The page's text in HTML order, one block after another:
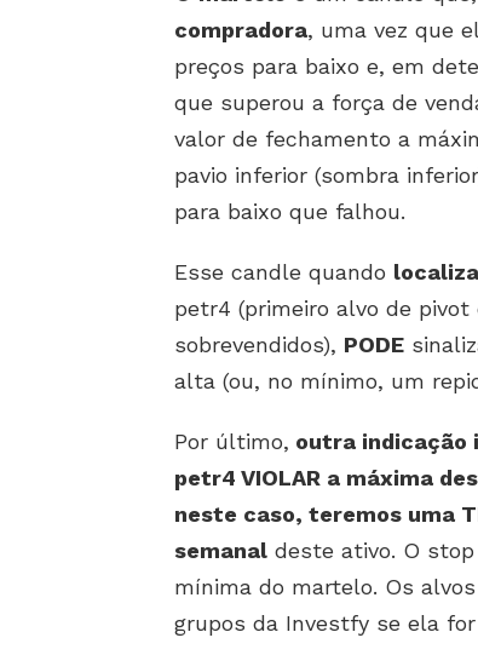
compradora, uma vez que
preços para baixo e, em
que superou a força de
valor de fechamento a
pavio inferior (sombra
para baixo que falhou.
Esse candle quando
petr4 (primeiro alvo de
sobrevendidos), PODE
alta (ou, no mínimo, um
Por último, outra indicação
petr4 VIOLAR a máxima
neste caso, teremos uma
semanal deste ativo. O
mínima do martelo. Os
grupos da Investfy se ela